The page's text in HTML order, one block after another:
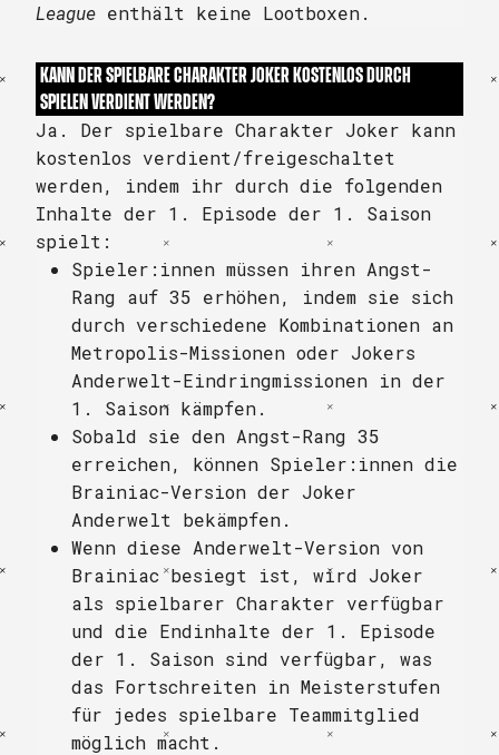
League enthält keine Lootboxen.
KANN DER SPIELBARE CHARAKTER JOKER KOSTENLOS DURCH
SPIELEN VERDIENT WERDEN?
Ja. Der spielbare Charakter Joker kann
kostenlos verdient/freigeschaltet
werden, indem ihr durch die folgenden
Inhalte der 1. Episode der 1. Saison
spielt:
Spieler:innen müssen ihren Angst-
Rang auf 35 erhöhen, indem sie sich
durch verschiedene Kombinationen an
Metropolis-Missionen oder Jokers
Anderwelt-Eindringmissionen in der
1. Saison kämpfen.
Sobald sie den Angst-Rang 35
erreichen, können Spieler:innen die
Brainiac-Version der Joker
Anderwelt bekämpfen.
Wenn diese Anderwelt-Version von
Brainiac besiegt ist, wird Joker
als spielbarer Charakter verfügbar
und die Endinhalte der 1. Episode
der 1. Saison sind verfügbar, was
das Fortschreiten in Meisterstufen
für jedes spielbare Teammitglied
möglich macht.